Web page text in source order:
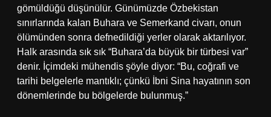
gömüldüğü düşünülür. Günümüzde Özbekistan
sınırlarında kalan Buhara ve Semerkand civarı, onun
ölümünden sonra defnedildiği yerler olarak aktarılıyor.
Halk arasında sık sık “Buhara’da büyük bir türbesi var”
denir. İçimdeki mühendis şöyle diyor: “Bu, coğrafi ve
tarihi belgelerle mantıklı; çünkü İbni Sina hayatının son
dönemlerinde bu bölgelerde bulunmuş.”